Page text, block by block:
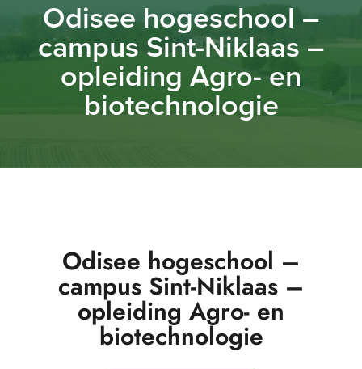
Odisee hogeschool –
campus Sint-Niklaas –
opleiding Agro- en
biotechnologie
Odisee hogeschool –
campus Sint-Niklaas –
opleiding Agro- en
biotechnologie